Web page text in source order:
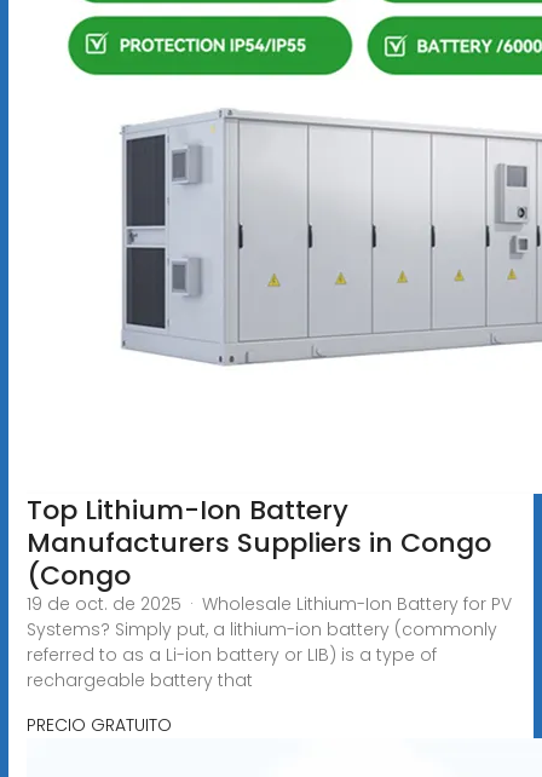
Top Lithium-Ion Battery
Manufacturers Suppliers in Congo
(Congo
19 de oct. de 2025 · Wholesale Lithium-Ion Battery for PV
Systems? Simply put, a lithium-ion battery (commonly
referred to as a Li-ion battery or LIB) is a type of
rechargeable battery that
PRECIO GRATUITO